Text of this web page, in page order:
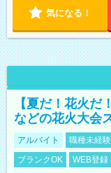
気になる！
【夏だ！花火
などの花火大会
アルバイト 職種未経
ブランクOK
WEB登録